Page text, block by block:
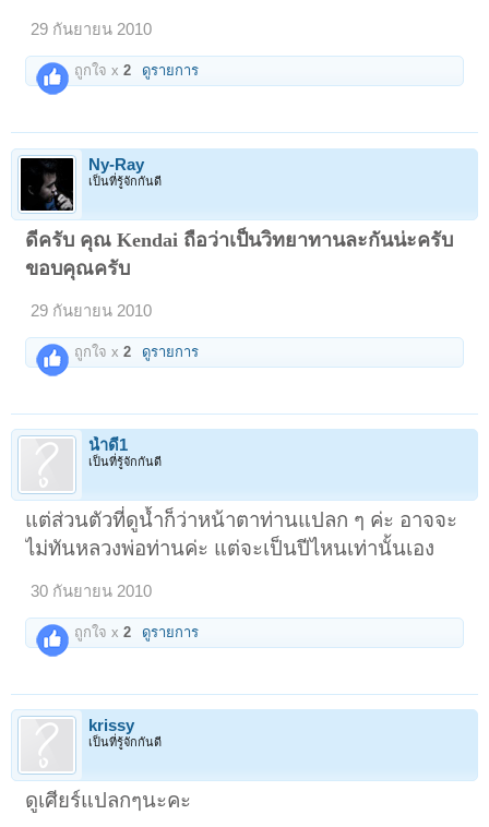
29 กันยายน 2010
ถูกใจ x2 ดูรายการ
Ny-Ray
เป็นที่รู้จักกันดี
ดีครับ คุณ Kendai ถือว่าเป็นวิทยาทานละกันน่ะครับ
ขอบคุณครับ
29 กันยายน 2010
ถูกใจ x2 ดูรายการ
น้ำดี1
เป็นที่รู้จักกันดี
แต่ส่วนตัวที่ดูน้ำก็ว่าหน้าตาท่านแปลก ๆ ค่ะ อาจจะ
ไม่ทันหลวงพ่อท่านค่ะ แต่จะเป็นปีไหนเท่านั้นเอง
30 กันยายน 2010
ถูกใจ x2 ดูรายการ
krissy
เป็นที่รู้จักกันดี
ดูเศียร์แปลกๆนะคะ